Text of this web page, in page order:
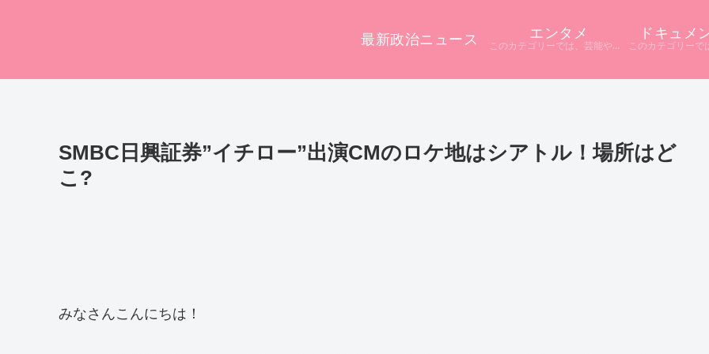
最新政治ニュース エンタメ
このカテゴリーでは、芸能やエンタメに関するニュースをまとめています。 テレビや配信サービス、SNSなど多様な情報源から話題をピックアップ。 ニュース記事だけでは分からない背景や疑問点を深掘りし、分かりやすく解説しています。
ドキュメ
SMBC日興証券”イチロー”出演CMのロケ地はシアトル！場所はど
こ?
みなさんこんにちは！